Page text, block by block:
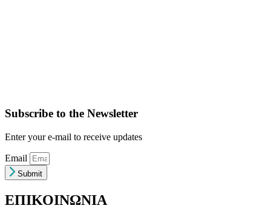
Subscribe to the Newsletter
Enter your e-mail to receive updates
Email
Submit
ΕΠΙΚΟΙΝΩΝΙΑ